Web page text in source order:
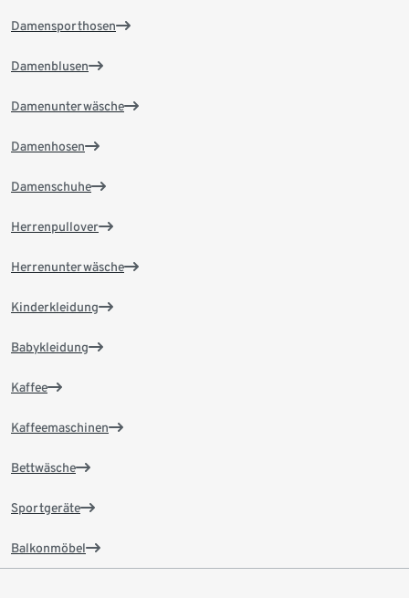
Damensporthosen
Damenblusen
Damenunterwäsche
Damenhosen
Damenschuhe
Herrenpullover
Herrenunterwäsche
Kinderkleidung
Babykleidung
Kaffee
Kaffeemaschinen
Bettwäsche
Sportgeräte
Balkonmöbel